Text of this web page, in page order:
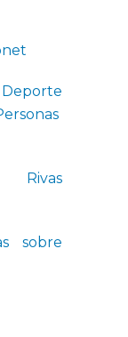
Rivas
sobre